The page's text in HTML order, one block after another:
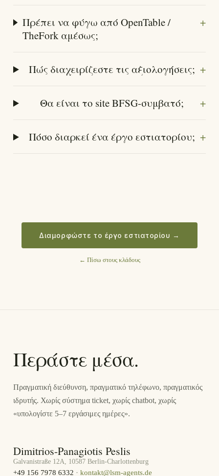
Πρέπει να φύγω από OpenTable /
TheFork αμέσως;
+
Πώς διαχειρίζεστε τις αξιολογήσεις; +
Θα είναι το site BFSG-συμβατό; +
Πόσο διαρκεί ένα έργο εστιατορίου; +
Διαμορφώστε το έργο εστιατορίου →
← Πίσω στους κλάδους
Περάστε μέσα.
Πραγματική διεύθυνση, πραγματικό τηλέφωνο, πραγματικός
ιδρυτής. Χωρίς σύστημα ticket, χωρίς chatbot, χωρίς
«υπολογίστε 5–7 εργάσιμες ημέρες».
Dimitrios-Panagiotis Peslis
Galvanistraße 12A, 10587 Berlin-Charlottenburg
+49 156 7978 6332 · kontakt@lsm-agents.de